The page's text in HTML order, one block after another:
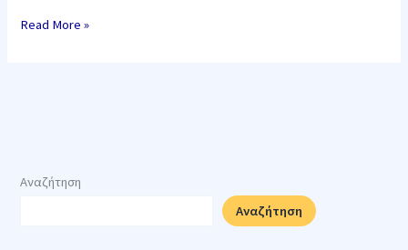
Read More »
Αναζήτηση
Αναζήτηση